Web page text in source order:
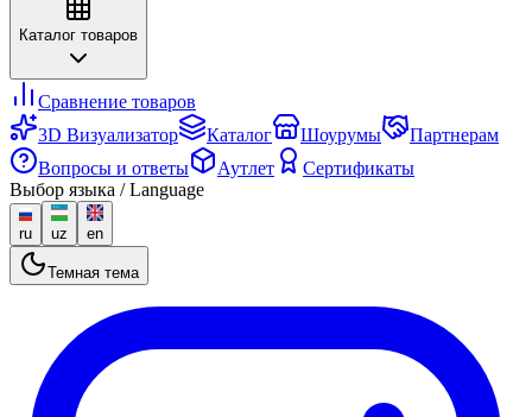
Каталог товаров
Сравнение товаров
3D Визуализатор
Каталог Шоурумы
Партнерам
Вопросы и ответы
Аутлет
Сертификаты
Выбор языка / Language
ru uz en
Темная тема